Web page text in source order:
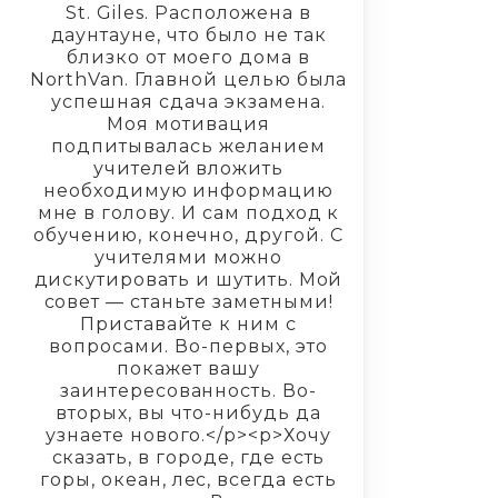
St. Giles. Расположена в
даунтауне, что было не так
близко от моего дома в
NorthVan. Главной целью была
успешная сдача экзамена.
Моя мотивация
подпитывалась желанием
учителей вложить
необходимую информацию
мне в голову. И сам подход к
обучению, конечно, другой. С
учителями можно
дискутировать и шутить. Мой
совет — станьте заметными!
Приставайте к ним с
вопросами. Во-первых, это
покажет вашу
заинтересованность. Во-
вторых, вы что-нибудь да
узнаете нового.</p><p>Хочу
сказать, в городе, где есть
горы, океан, лес, всегда есть